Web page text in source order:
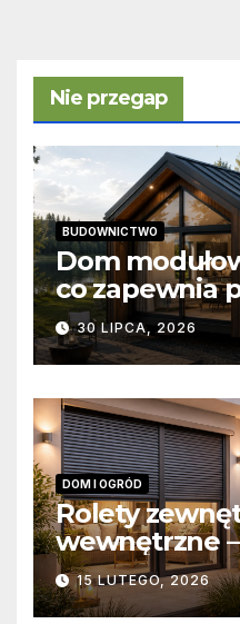
Nie przegap
BUDOWNICTWO
Dom
co zapewnia
domów
30 LIPCA, 2026
DOM I OGRÓD
Rolety
wewnętrzne
różnice
funkcjonalne
15 LUTEGO, 2026